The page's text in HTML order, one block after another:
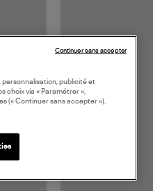
personnalisation, publicité et
choix via « Paramétrer »,
(« Continuer sans accepter »).
Continuer sans accepter